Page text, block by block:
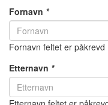
Fornavn *
Fornavn feltet er påkrevd
Etternavn *